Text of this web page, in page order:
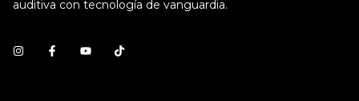
auditiva con tecnología de vanguardia.